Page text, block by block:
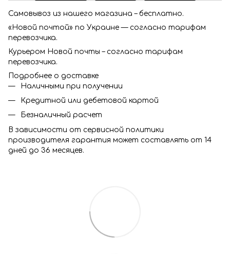
Самовывоз из нашего магазина – бесплатно.
«Новой почтой» по Украине — согласно тарифам
перевозчика.
Курьером Новой почты – согласно тарифам
перевозчика.
Подробнее о доставке
Наличными при получении
Кредитной или дебетовой картой
Безналичный расчет
В зависимости от сервисной политики
производителя гарантия может составлять от 14
дней до 36 месяцев.